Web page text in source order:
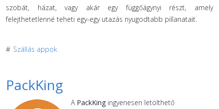
szobát, házat, vagy akár egy függőágynyi részt, amely
felejthetetlenné teheti egy-egy utazás nyugodtabb pillanatait.
# Szállás appok
PackKing
A PackKing ingyenesen letölthető